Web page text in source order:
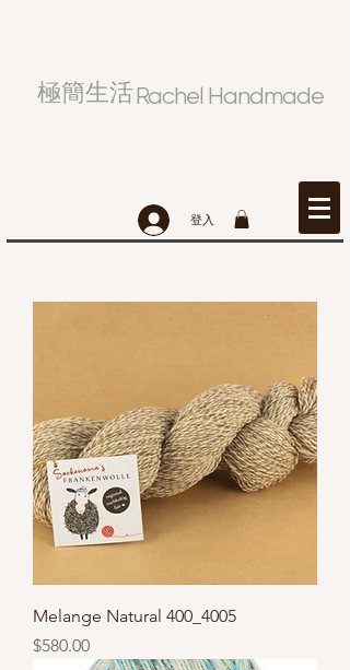
極簡生活Rachel Handmade
登入
Melange Natural 400_4005
價格
$580.00